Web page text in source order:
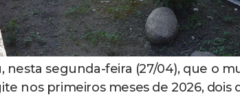
nesta segunda-feira (27/04), que o
nos primeiros meses de 2026, dois